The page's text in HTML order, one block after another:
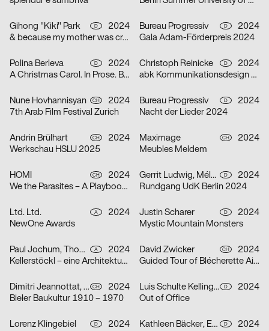
Gihong "Kiki" Park D
2024
& because my mother was crazy
Bureau Progressiv D
2024
Gala Adam-Förderpreis 2024
Polina Berleva D
2024
A Christmas Carol. In Prose. Being a Ghost Story of Christmas.
Christoph Reinicke D
2024
abk Kommunikationsdesign Workshops
Nune Hovhannisyan CH
2024
7th Arab Film Festival Zurich
Bureau Progressiv D
2024
Nacht der Lieder 2024
Andrin Brülhart CH
2024
Werkschau HSLU 2025
Maximage CH
2024
Meubles Meldem
HOMI CH
2024
We the Parasites – A Playbook to Complicity
Gerrit Ludwig, Mélan Rouillon D
2024
Rundgang UdK Berlin 2024
Ltd. Ltd. A
2024
NewOne Awards
Justin Scharer D
2024
Mystic Mountain Monsters
Paul Jochum, Thomas Sieberer A
2024
Kellerstöckl – eine Architekturtypologie im Südburgenland
David Zwicker CH
2024
Guided Tour of Blécherette Airport
Dimitri Jeannottat, Marjeta Morinc CH
2024
Bieler Baukultur 1910 – 1970
Luis Schulte Kellinghaus, Julius Geyer, Max Reichert D
2024
Out of Office
Lorenz Klingebiel D
2024
Kathleen Bäcker, Emma Dreiucker, Julius Geyer, Max Reichert D
2024